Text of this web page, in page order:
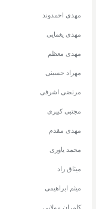
مهدی احمدوند
مهدی یغمایی
مهدی معظم
مهراد حسینی
مرتضی اشرفی
مجتبی کبیری
مهدی مقدم
محمد یاوری
میثاق راد
میثم ابراهیمی
کامران مولایی